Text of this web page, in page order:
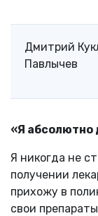
Дмитрий
Павлычев
«Я абсолютно
Я никогда не
получении
прихожу в
свои